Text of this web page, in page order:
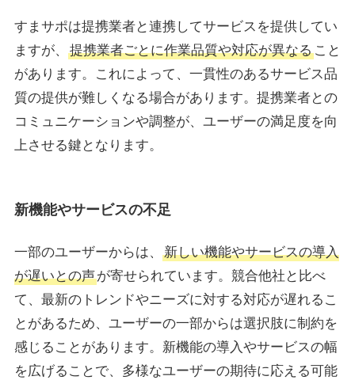
すまサポは提携業者と連携してサービスを提供してい
ますが、
提携業者ごとに作業品質や対応が異なること
があります。これによって、一貫性のあるサービス品
質の提供が難しくなる場合があります。提携業者との
コミュニケーションや調整が、ユーザーの満足度を向
上させる鍵となります。
新機能やサービスの不足
一部のユーザーからは、
新しい機能やサービスの導入
が遅いとの声が寄せられています。競合他社と比べ
て、最新のトレンドやニーズに対する対応が遅れるこ
とがあるため、ユーザーの一部からは選択肢に制約を
感じることがあります。新機能の導入やサービスの幅
を広げることで、多様なユーザーの期待に応える可能